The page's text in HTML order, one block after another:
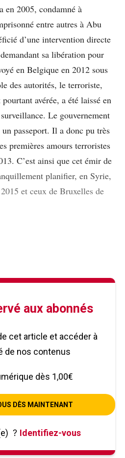
en 2005, condamné à
entre autres à Abu
d’une intervention directe
sa libération pour
en Belgique en 2012 sous
des autorités, le terroriste,
avérée, a été laissé en
Le gouvernement
passeport. Il a donc pu très
premières amours terroristes
C’est ainsi que cet émir de
planifier, en Syrie,
et ceux de Bruxelles de
aux abonnés
cet article et accéder à
de nos contenus
dès 1,00€
DÈS MAINTENANT
? Identifiez-vous